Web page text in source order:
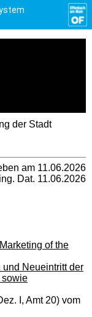
der Stadt
am 11.06.2026
Dat. 11.06.2026
of the
und Neueintritt der
sowie
I, Amt 20) vom